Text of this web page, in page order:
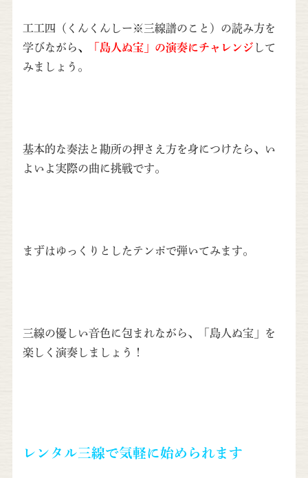
工工四（くんくんしー※三線譜のこと）の読み方を
学びながら、 「島人ぬ宝」の演奏にチャレンジ して
みましょう。
基本的な奏法と勘所の押さえ方を身につけたら、い
よいよ実際の曲に挑戦です。
まずはゆっくりとしたテンポで弾いてみます。
三線の優しい音色に包まれながら、「島人ぬ宝」を
楽しく演奏しましょう！
レンタル三線で気軽に始められます